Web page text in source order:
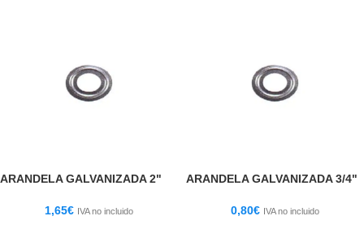
ARANDELA GALVANIZADA 2"
1,65€ IVA no incluido
ARANDELA GALVANIZADA 3/4"
0,80€ IVA no incluido